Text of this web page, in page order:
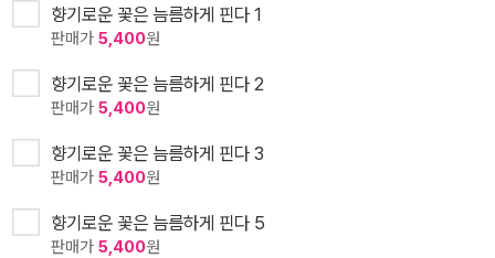
향기로운 꽃은 늠름하게 핀다 1
판매가 5,400원
향기로운 꽃은 늠름하게 핀다 2
판매가 5,400원
향기로운 꽃은 늠름하게 핀다 3
판매가 5,400원
향기로운 꽃은 늠름하게 핀다 5
판매가 5,400원